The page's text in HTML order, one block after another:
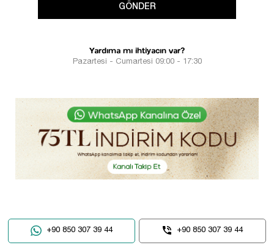
GÖNDER
Yardıma mı ihtiyacın var?
Pazartesi - Cumartesi 09:00 - 17:30
+90 850 307 39 44 +90 850 307 39 44